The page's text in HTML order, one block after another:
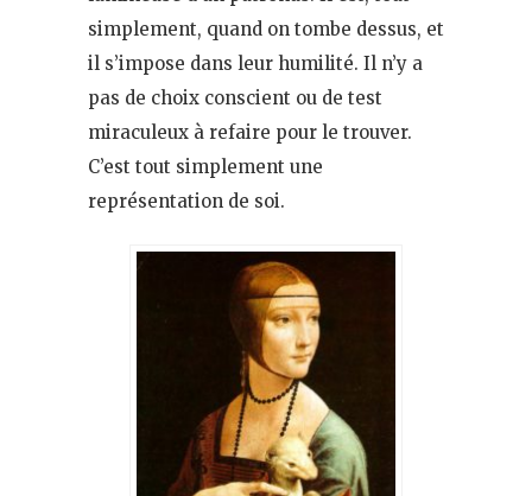
simplement, quand on tombe dessus, et
il s’impose dans leur humilité. Il n’y a
pas de choix conscient ou de test
miraculeux à refaire pour le trouver.
C’est tout simplement une
représentation de soi.